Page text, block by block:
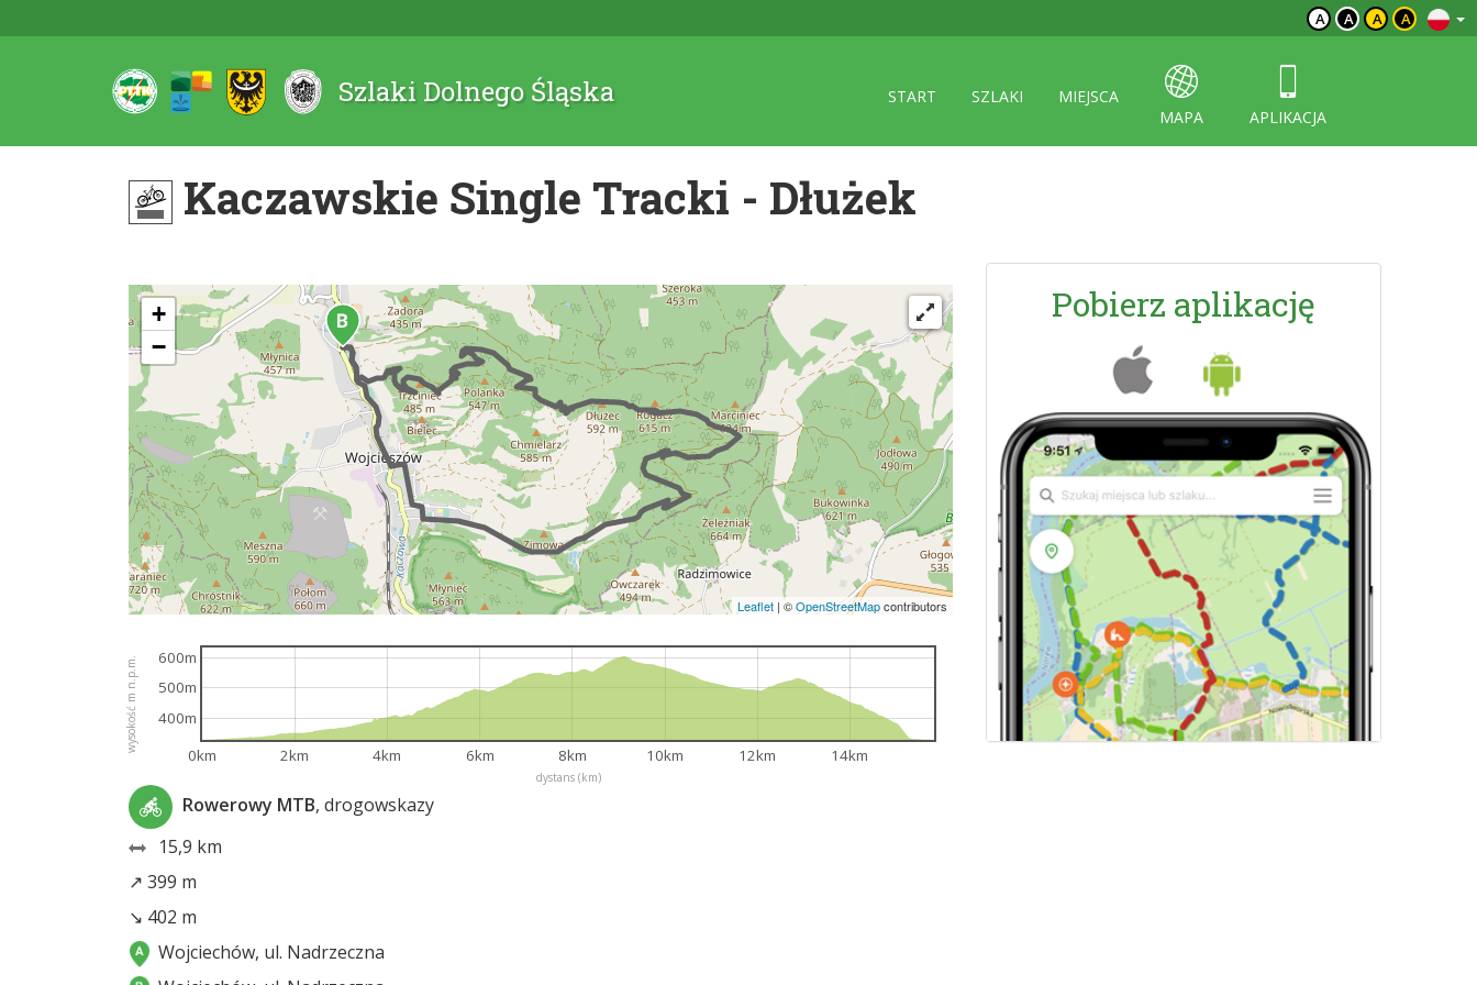
A A A A
Szlaki Dolnego Śląska START SZLAKI
MIEJSCA
MAPA
APLIKACJA
Kaczawskie Single Tracki - Dłużek
+
−
Leaflet | ©OpenStreetMapcontributors
dystans (km)
wysokość m n.p.m.
0km 2km 4km 6km 8km 10km 12km 14km
400m
500m
600m
Rowerowy MTB, drogowskazy
15,9 km
↗ 399 m
↘ 402 m
Wojciechów, ul. Nadrzeczna
Pobierz aplikację